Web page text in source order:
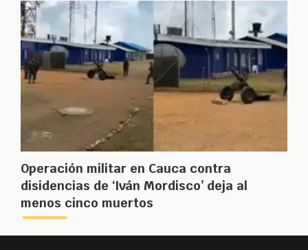
Operación militar en Cauca contra
disidencias de ‘Iván Mordisco’ deja al
menos cinco muertos